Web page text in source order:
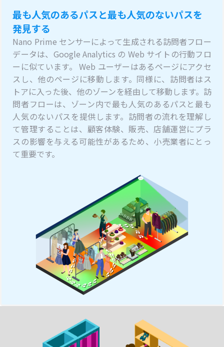
最も人気のあるパスと最も人気のないパスを
発見する
Nano Prime センサーによって生成される訪問者フロー
データは、Google Analytics の Web サイトの行動フロ
ーに似ています。 Web ユーザーはあるページにアクセ
スし、他のページに移動します。同様に、訪問者はス
トアに入った後、他のゾーンを経由して移動します。訪
問者フローは、ゾーン内で最も人気のあるパスと最も
人気のないパスを提供します。訪問者の流れを理解し
て管理することは、顧客体験、販売、店舗運営にプラ
スの影響を与える可能性があるため、小売業者にとっ
て重要です。